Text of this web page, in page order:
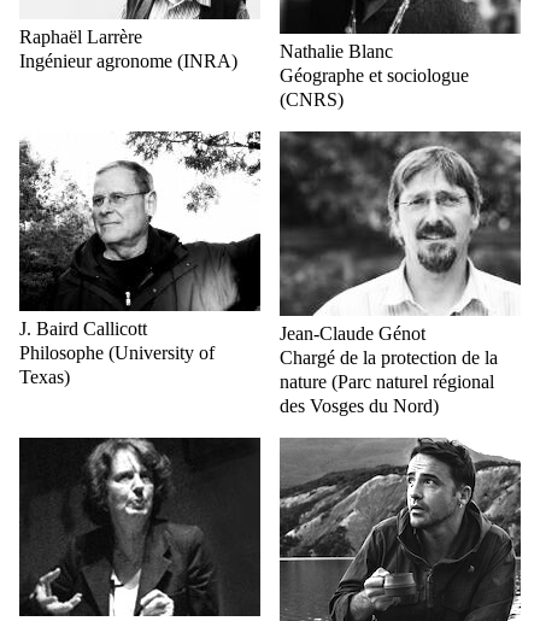
Raphaël Larrère
Ingénieur agronome (INRA)
Nathalie Blanc
Géographe et sociologue
(CNRS)
J. Baird Callicott
Philosophe (University of
Texas)
Jean-Claude Génot
Chargé de la protection de la
nature (Parc naturel régional
des Vosges du Nord)